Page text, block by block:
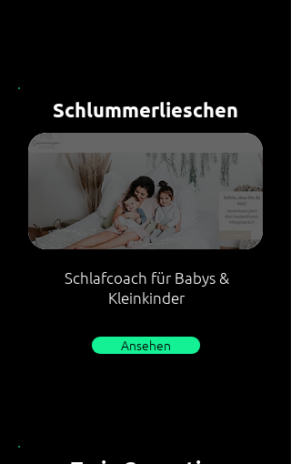
Schlummerlieschen
Schlafcoach für Babys &
Kleinkinder
Ansehen